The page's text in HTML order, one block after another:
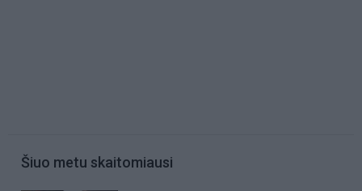
Šiuo metu skaitomiausi